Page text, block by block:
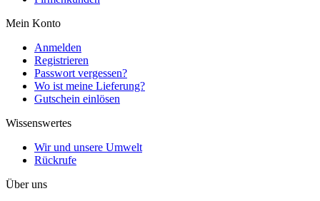
Mein Konto
Anmelden
Registrieren
Passwort vergessen?
Wo ist meine Lieferung?
Gutschein einlösen
Wissenswertes
Wir und unsere Umwelt
Rückrufe
Über uns